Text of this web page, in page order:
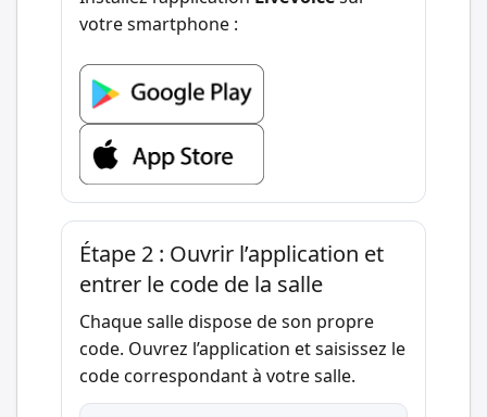
votre smartphone :
Étape 2 : Ouvrir l’application et
entrer le code de la salle
Chaque salle dispose de son propre
code. Ouvrez l’application et saisissez le
code correspondant à votre salle.